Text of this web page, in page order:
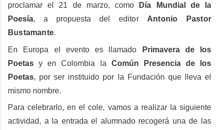
proclamar el 21 de marzo, como
Día Mundial de la
Poesía, a propuesta del editor Antonio Pastor
Bustamante.
En Europa el evento es llamado
Primavera de los
Poetas y en Colombia la Común Presencia de los
Poetas, por ser instituido por la Fundación que lleva el
mismo nombre.
Para celebrarlo, en el cole, vamos a realizar la siguiente
actividad, a la entrada el alumnado recogerá una de las